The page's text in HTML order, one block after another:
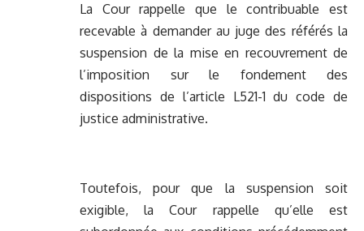
La Cour rappelle que le contribuable est
recevable à demander au juge des référés la
suspension de la mise en recouvrement de
l’imposition sur le fondement des
dispositions de l’article L521-1 du code de
justice administrative.
Toutefois, pour que la suspension soit
exigible, la Cour rappelle qu’elle est